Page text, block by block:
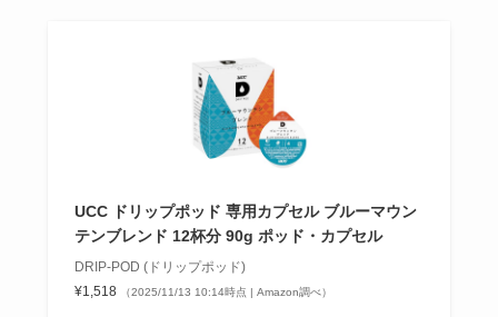
UCC ドリップポッド 専用カプセル ブルーマウン
テンブレンド 12杯分 90g ポッド・カプセル
DRIP-POD (ドリップポッド)
¥1,518
（2025/11/13 10:14時点 | Amazon調べ）